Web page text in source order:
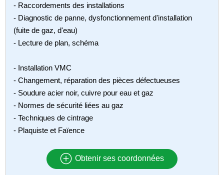
- Raccordements des installations
- Diagnostic de panne, dysfonctionnement d'installation
(fuite de gaz, d'eau)
- Lecture de plan, schéma
- Installation VMC
- Changement, réparation des pièces défectueuses
- Soudure acier noir, cuivre pour eau et gaz
- Normes de sécurité liées au gaz
- Techniques de cintrage
- Plaquiste et Faïence
Obtenir ses coordonnées